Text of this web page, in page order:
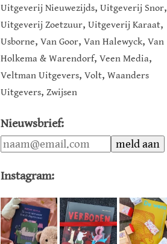
Uitgeverij Nieuwezijds, Uitgeverij Snor,
Uitgeverij Zoetzuur, Uitgeverij Karaat,
Usborne, Van Goor, Van Halewyck, Van
Holkema & Warendorf, Veen Media,
Veltman Uitgevers, Volt, Waanders
Uitgevers, Zwijsen
Nieuwsbrief:
Instagram: